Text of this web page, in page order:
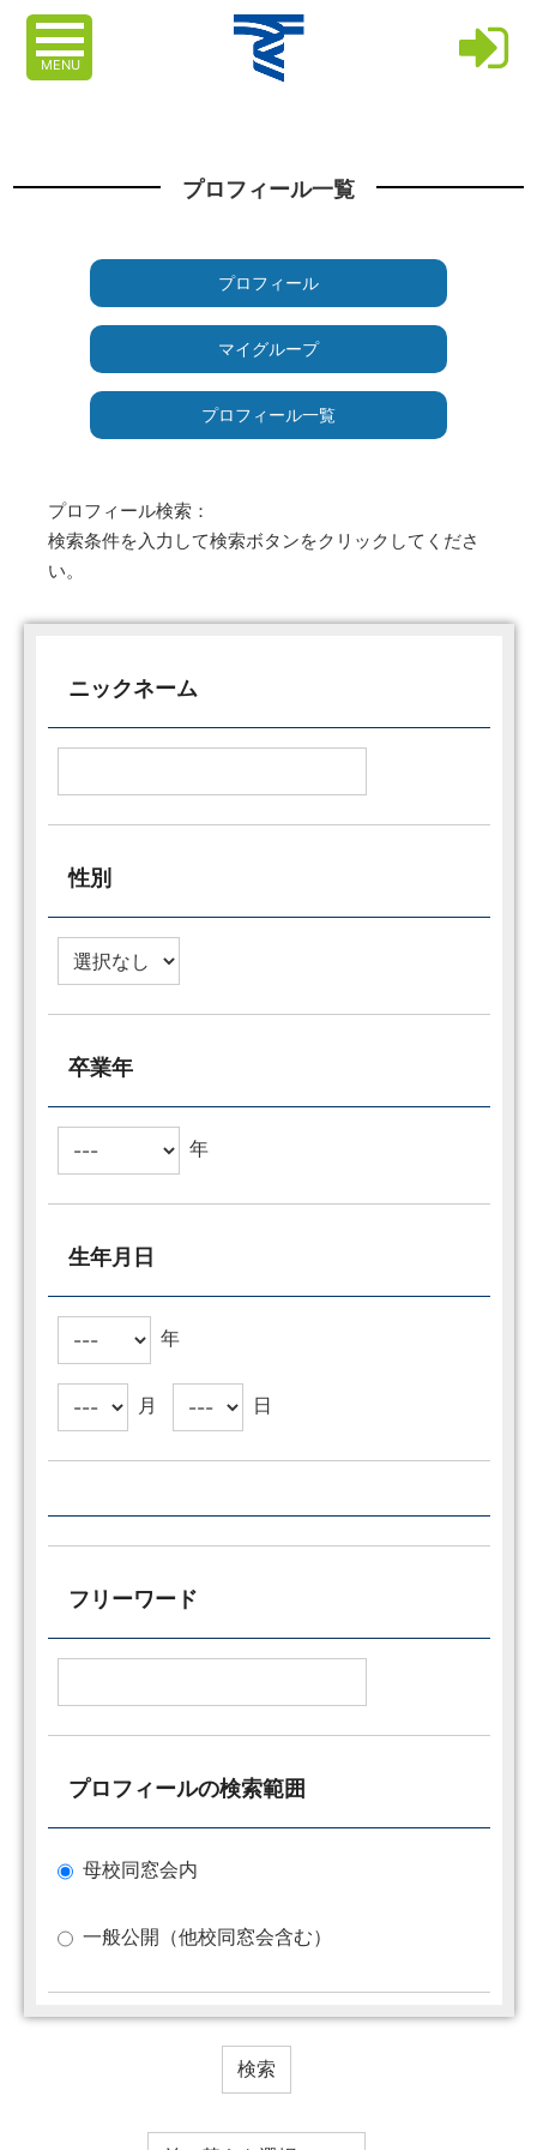
MENU
プロフィール一覧
プロフィール
マイグループ
プロフィール一覧
プロフィール検索：
検索条件を入力して検索ボタンをクリックしてくださ
い。
ニックネーム
性別
卒業年
年
生年月日
年
月 日
フリーワード
プロフィールの検索範囲
母校同窓会内
一般公開（他校同窓会含む）